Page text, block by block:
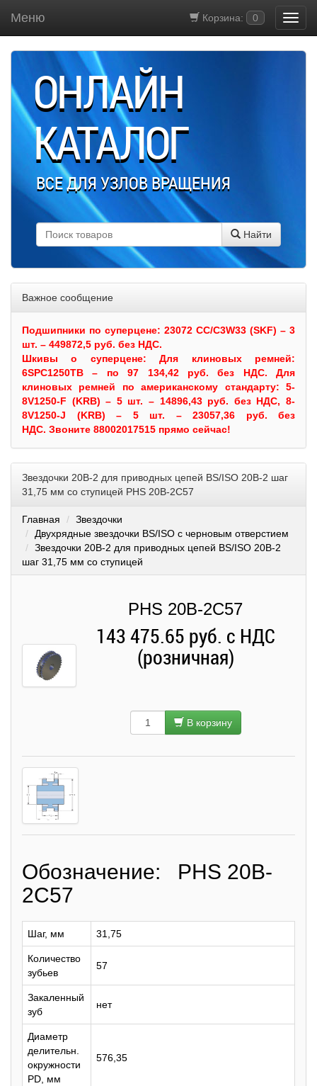
Корзина: 0
Меню
ОНЛАЙН
КАТАЛОГ
ВСЕ ДЛЯ УЗЛОВ ВРАЩЕНИЯ
Найти
Важное сообщение
Подшипники по суперцене: 23072 CC/C3W33 (SKF) – 3
шт. – 449872,5 руб. без НДС.
Шкивыо суперцене:Для клиновых ремней:
6SPC1250TB – по 97 134,42 руб. без НДС. Для
клиновых ремней по американскому стандарту: 5-
8V1250-F (KRB) – 5 шт. – 14896,43 руб. без НДС, 8-
8V1250-J (KRB) – 5 шт. – 23057,36 руб. без
НДС. Звоните 88002017515 прямо сейчас!
Звездочки 20B-2 для приводных цепей BS/ISO 20B-2 шаг
31,75 мм со ступицей PHS 20B-2C57
Главная
Звездочки
Двухрядные звездочки BS/ISO с черновым отверстием
Звездочки 20B-2 для приводных цепей BS/ISO 20B-2
шаг 31,75 мм со ступицей
PHS 20B-2C57
143 475.65 руб. с НДС
(розничная)
В корзину
Обозначение: PHS 20B-
2C57
Шаг, мм 31,75
Количество
зубьев
57
Закаленный
зуб
нет
Диаметр
делительн.
окружности
PD, мм
576,35